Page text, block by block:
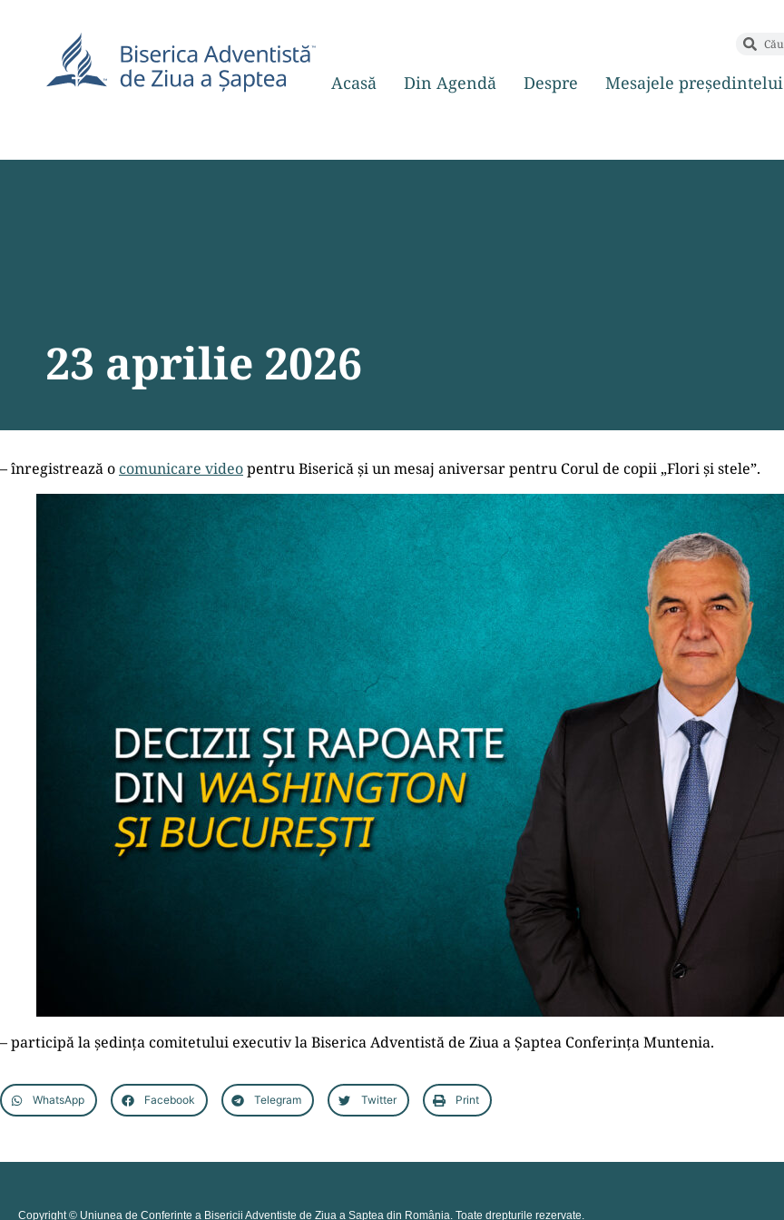
Acasă Din Agendă Despre Mesajele președintelui
23 aprilie 2026
– înregistrează o comunicare videopentru Biserică și un mesaj aniversar pentru Corul de copii „Flori și stele”.
– participă la ședința comitetului executiv la Biserica Adventistă de Ziua a Șaptea Conferința Muntenia.
WhatsApp Facebook Telegram Twitter Print
Copyright © Uniunea de Conferințe a Bisericii Adventiste de Ziua a Șaptea din România. Toate drepturile rezervate.